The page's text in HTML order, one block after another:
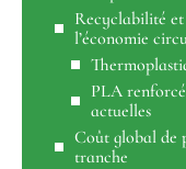
Recyclabilité et
l’économie
PLA
actuelles
Coût global de
tranche